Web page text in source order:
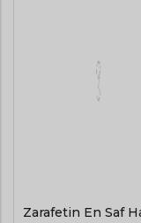
Zarafetin En Saf